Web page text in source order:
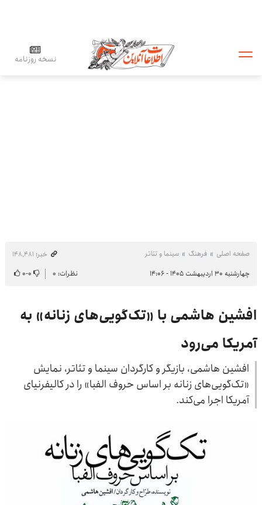
نسخه روزنامه
صفحه اصلی فرهنگ سینما و تئاتر
خبر: ۱۴۸٬۴۸۱
چهارشنبه ۳۰ اردیبهشت ۱۴۰۵ - ۱۴:۰۶
نظرات: ۰ ۰-۰
افشین هاشمی با «تک‌گویی‌های زنانه» به
آمریکا می‌رود
افشین هاشمی، بازیگر و کارگردان سینما و تئاتر، نمایش
«تک‌گویی‌های زنانه بر اساس حروف الفبا» را در کالیفرنیای
آمریکا اجرا می‌کند.